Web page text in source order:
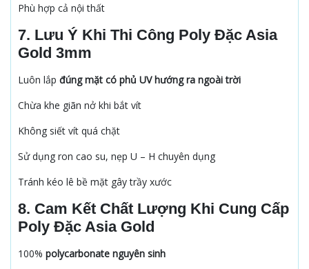
Phù hợp cả nội thất
7. Lưu Ý Khi Thi Công Poly Đặc Asia
Gold 3mm
Luôn lắp đúng mặt có phủ UV hướng ra ngoài trời
Chừa khe giãn nở khi bắt vít
Không siết vít quá chặt
Sử dụng ron cao su, nẹp U – H chuyên dụng
Tránh kéo lê bề mặt gây trầy xước
8. Cam Kết Chất Lượng Khi Cung Cấp
Poly Đặc Asia Gold
100% polycarbonate nguyên sinh